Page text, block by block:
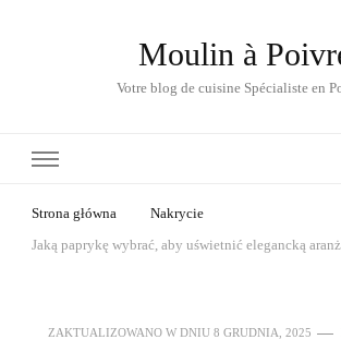
Moulin à
Votre blog de cuisine Spécialiste en
Strona główna
Nakrycie
Jaką paprykę wybrać, aby uświetnić elegancką
ZAKTUALIZOWANO W DNIU 8 GRUDNIA, 2025